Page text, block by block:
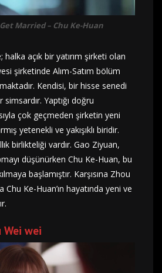
Married – Chu Ke-Huan
halka açık bir yatırım şirketi olan
şirketinde Alım-Satım bölüm
Kendisi, bir hisse senedi
simsardır. Yaptığı doğru
çok geçmeden şirketin yeni
yetenekli ve yakışıklı biridir.
birlikteliği vardır. Gao Ziyuan,
düşünürken Chu Ke-Huan, bu
başlamıştır. Karşısına Zhou
Chu Ke-Huan’ın hayatında yeni ve
Wei wei